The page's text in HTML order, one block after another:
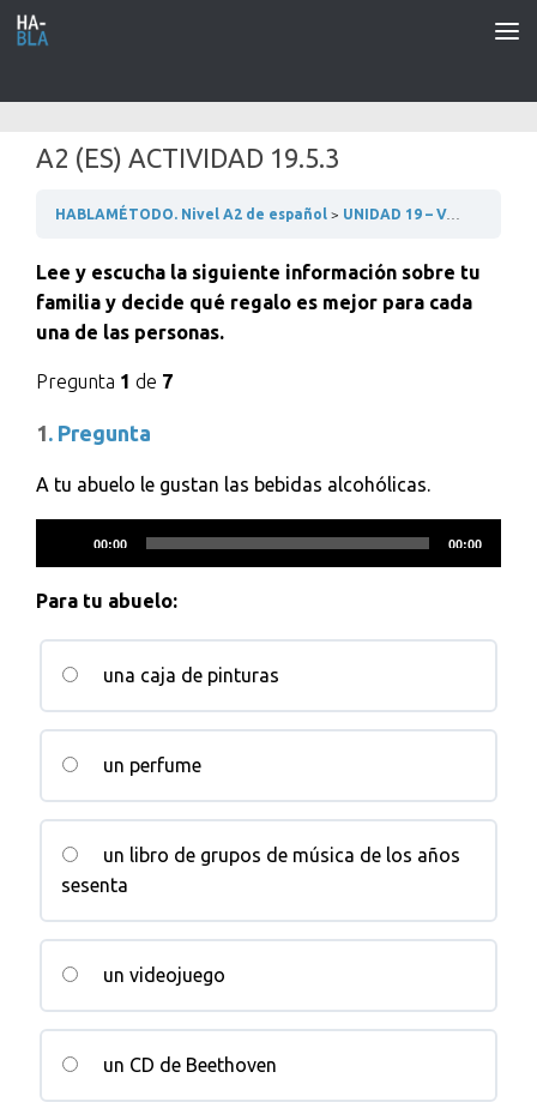
Saltar al contenido
A2 (ES) ACTIVIDAD 19.5.3
HABLAMÉTODO. Nivel A2 de español UNIDAD 19 – VAMOS DE TIENDAS
Lee y escucha la siguiente información sobre tu
familia y decide qué regalo es mejor para cada
una de las personas.
Pregunta 1 de 7
1. Pregunta
A tu abuelo le gustan las bebidas alcohólicas.
de
audio
00:00 00:00
Para tu abuelo:
una caja de pinturas
un perfume
un libro de grupos de música de los años
sesenta
un videojuego
un CD de Beethoven